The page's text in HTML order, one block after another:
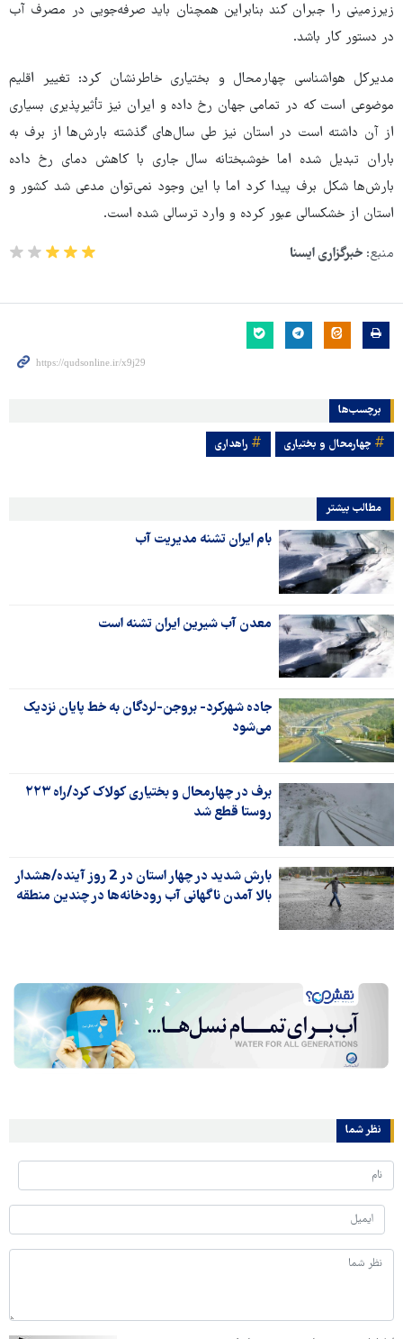
زیرزمینی را جبران کند بنابراین همچنان باید صرفه‌جویی در مصرف آب
در دستور کار باشد.
مدیرکل هواشناسی چهارمحال و بختیاری خاطرنشان کرد: تغییر اقلیم
موضوعی است که در تمامی جهان رخ داده و ایران نیز تأثیرپذیری بسیاری
از آن داشته است در استان نیز طی سال‌های گذشته بارش‌ها از برف به
باران تبدیل شده اما خوشبختانه سال جاری با کاهش دمای رخ داده
بارش‌ها شکل برف پیدا کرد اما با این وجود نمی‌توان مدعی شد کشور و
استان از خشکسالی عبور کرده و وارد ترسالی شده است.
منبع: خبرگزاری ایسنا
برچسب‌ها
چهارمحال و بختیاری راهداری
مطالب بیشتر
بام ایران تشنه مدیریت آب
معدن آب شیرین ایران تشنه است
جاده شهرکرد- بروجن-لردگان به خط پایان نزدیک
می‌شود
برف در چهارمحال و بختیاری کولاک کرد/راه ۲۲۳
روستا قطع شد
بارش شدید در چهار استان در 2 روز آینده/هشدار
بالا آمدن ناگهانی آب رودخانه‌ها در چندین منطقه
نظر شما